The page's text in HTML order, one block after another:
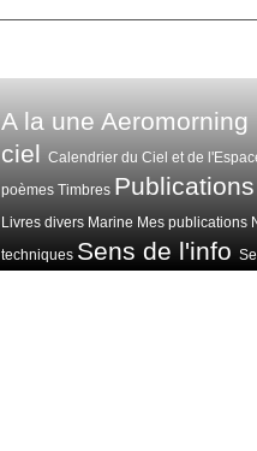
A la une Aeromorning
ciel Calendrier du Ciel et de
poèmes Timbres Publications
Livres divers Marine Mes publications
techniques Sens de l'info